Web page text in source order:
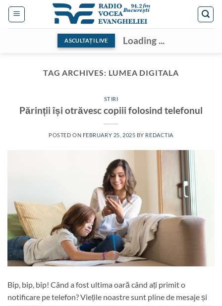
Skip
ASCULTAȚI LIVE Loading ...
TAG ARCHIVES: LUMEA DIGITALA
STIRI
Părinții își otrăvesc copiii folosind telefonul
POSTED ON FEBRUARY 25, 2025 BY REDACTIA
Bip, bip, bip! Când a fost ultima oară când ați primit o
notificare pe telefon? Viețile noastre sunt pline de mesaje și